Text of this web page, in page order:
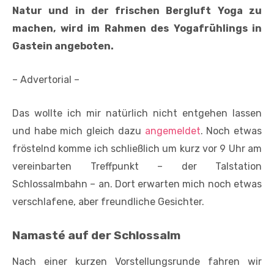
Natur und in der frischen Bergluft Yoga zu
machen, wird im Rahmen des Yogafrühlings in
Gastein angeboten.
– Advertorial –
Das wollte ich mir natürlich nicht entgehen lassen
und habe mich gleich dazu angemeldet. Noch etwas
fröstelnd komme ich schließlich um kurz vor 9 Uhr am
vereinbarten Treffpunkt – der Talstation
Schlossalmbahn – an. Dort erwarten mich noch etwas
verschlafene, aber freundliche Gesichter.
Namasté auf der Schlossalm
Nach einer kurzen Vorstellungsrunde fahren wir